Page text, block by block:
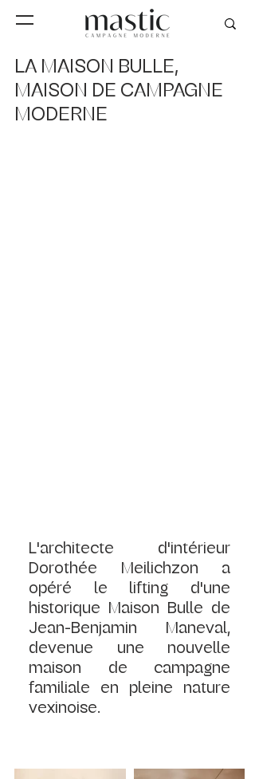
LA MAISON BULLE,
MAISON DE CAMPAGNE
MODERNE
L'architecte d'intérieur
Dorothée Meilichzon a
opéré le lifting d'une
historique Maison Bulle de
Jean-Benjamin Maneval,
devenue une nouvelle
maison de campagne
familiale en pleine nature
vexinoise.